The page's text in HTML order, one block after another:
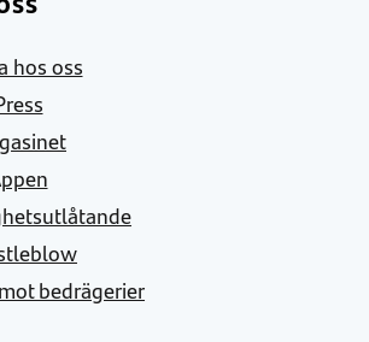
hos oss
bedrägerier